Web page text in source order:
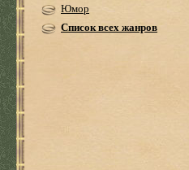
Юмор
Список всех жанров